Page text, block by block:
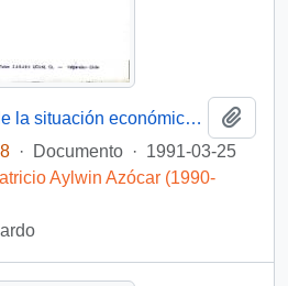
[Envía antecedentes de la situación económica de la Universidad Católica de Valparaíso]
· Documento · 1991-03-25
Aylwin Azócar (1990-